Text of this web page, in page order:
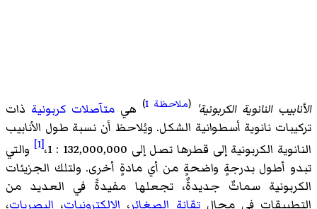
الأنابيب النانوية الكربونية' (ملاحظة 1 ) هيمتآصلات كربونية ذات
تركيبات نانوية أسطوانية الشكل. ويُلاحظ أن نسبة طول الأنابيب
النانوية الكربونية إلى قطرها تصل إلى 132,000,000 : 1،
[1]
والتي
تبدو أطول بدرجةٍ واضحةٍ من أي مادةٍ أخرى. ولتلك الجزيئات
الكربونية سماتٌ جديدةٌ، تجعلها مفيدةً في العديد من
التطبيقات في مجالتقانة الصغائر، الإلكترونيات، البصريات،